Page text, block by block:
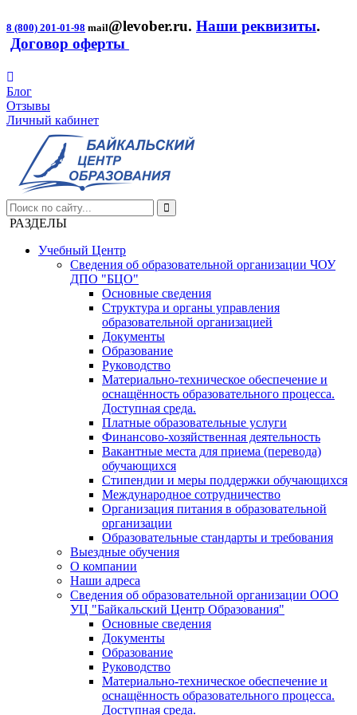
8 (800) 201-01-98 mail@levober.ru. Наши реквизиты.
Договор оферты
Блог
Отзывы
Личный кабинет
РАЗДЕЛЫ
Учебный Центр
Сведения об образовательной организации ЧОУ
ДПО "БЦО"
Основные сведения
Структура и органы управления
образовательной организацией
Документы
Образование
Руководство
Материально-техническое обеспечение и
оснащённость образовательного процесса.
Доступная среда.
Платные образовательные услуги
Финансово-хозяйственная деятельность
Вакантные места для приема (перевода)
обучающихся
Стипендии и меры поддержки обучающихся
Международное сотрудничество
Организация питания в образовательной
организации
Образовательные стандарты и требования
Выездные обучения
О компании
Наши адреса
Сведения об образовательной организации ООО
УЦ "Байкальский Центр Образования"
Основные сведения
Документы
Образование
Руководство
Материально-техническое обеспечение и
оснащённость образовательного процесса.
Доступная среда.